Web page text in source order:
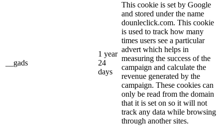
__gads
1 year
24
days
This cookie is set by Google
and stored under the name
dounleclick.com. This cookie
is used to track how many
times users see a particular
advert which helps in
measuring the success of the
campaign and calculate the
revenue generated by the
campaign. These cookies can
only be read from the domain
that it is set on so it will not
track any data while browsing
through another sites.